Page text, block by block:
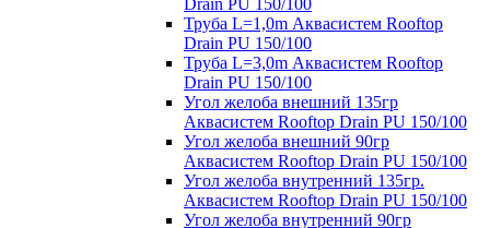
Drain PU 150/100
Труба L=1,0m Аквасистем Rooftop
Drain PU 150/100
Труба L=3,0m Аквасистем Rooftop
Drain PU 150/100
Угол желоба внешний 135гр
Аквасистем Rooftop Drain PU 150/100
Угол желоба внешний 90гр
Аквасистем Rooftop Drain PU 150/100
Угол желоба внутренний 135гр.
Аквасистем Rooftop Drain PU 150/100
Угол желоба внутренний 90гр